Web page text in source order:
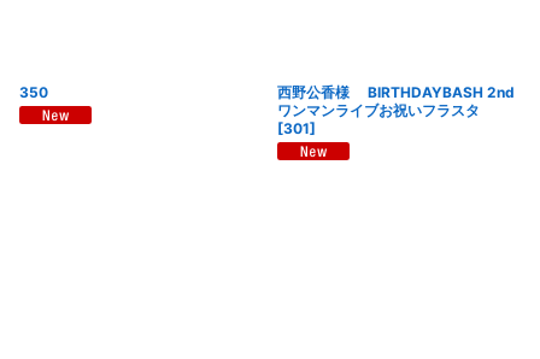
350
西野公香様 BIRTHDAYBASH 2nd
ワンマンライブお祝いフラスタ
[301]